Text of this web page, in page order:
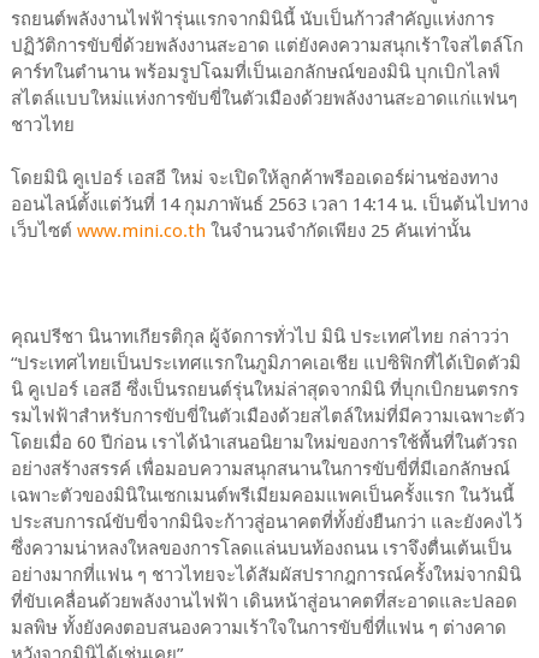
รถยนต์พลังงานไฟฟ้ารุ่นแรกจากมินินี้ นับเป็นก้าวสำคัญแห่งการ
ปฏิวัติการขับขี่ด้วยพลังงานสะอาด แต่ยังคงความสนุกเร้าใจสไตล์โก
คาร์ทในตำนาน พร้อมรูปโฉมที่เป็นเอกลักษณ์ของมินิ บุกเบิกไลฟ์
สไตล์แบบใหม่แห่งการขับขี่ในตัวเมืองด้วยพลังงานสะอาดแก่แฟนๆ
ชาวไทย
โดยมินิ คูเปอร์ เอสอี ใหม่ จะเปิดให้ลูกค้าพรีออเดอร์ผ่านช่องทาง
ออนไลน์ตั้งแต่วันที่ 14 กุมภาพันธ์ 2563 เวลา 14:14 น. เป็นต้นไปทาง
เว็บไซต์ www.mini.co.thในจำนวนจำกัดเพียง 25 คันเท่านั้น
คุณปรีชา นินาทเกียรติกุล ผู้จัดการทั่วไป มินิ ประเทศไทย กล่าวว่า
“ประเทศไทยเป็นประเทศแรกในภูมิภาคเอเชีย แปซิฟิกที่ได้เปิดตัวมิ
นิ คูเปอร์ เอสอี ซึ่งเป็นรถยนต์รุ่นใหม่ล่าสุดจากมินิ ที่บุกเบิกยนตรกร
รมไฟฟ้าสำหรับการขับขี่ในตัวเมืองด้วยสไตล์ใหม่ที่มีความเฉพาะตัว
โดยเมื่อ 60 ปีก่อน เราได้นำเสนอนิยามใหม่ของการใช้พื้นที่ในตัวรถ
อย่างสร้างสรรค์ เพื่อมอบความสนุกสนานในการขับขี่ที่มีเอกลักษณ์
เฉพาะตัวของมินิในเซกเมนต์พรีเมียมคอมแพคเป็นครั้งแรก ในวันนี้
ประสบการณ์ขับขี่จากมินิจะก้าวสู่อนาคตที่ทั้งยั่งยืนกว่า และยังคงไว้
ซึ่งความน่าหลงใหลของการโลดแล่นบนท้องถนน เราจึงตื่นเต้นเป็น
อย่างมากที่แฟน ๆ ชาวไทยจะได้สัมผัสปรากฎการณ์ครั้งใหม่จากมินิ
ที่ขับเคลื่อนด้วยพลังงานไฟฟ้า เดินหน้าสู่อนาคตที่สะอาดและปลอด
มลพิษ ทั้งยังคงตอบสนองความเร้าใจในการขับขี่ที่แฟน ๆ ต่างคาด